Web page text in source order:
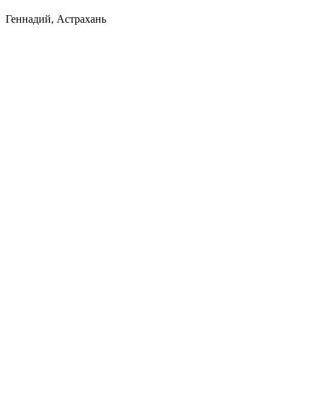
Геннадий, Астрахань